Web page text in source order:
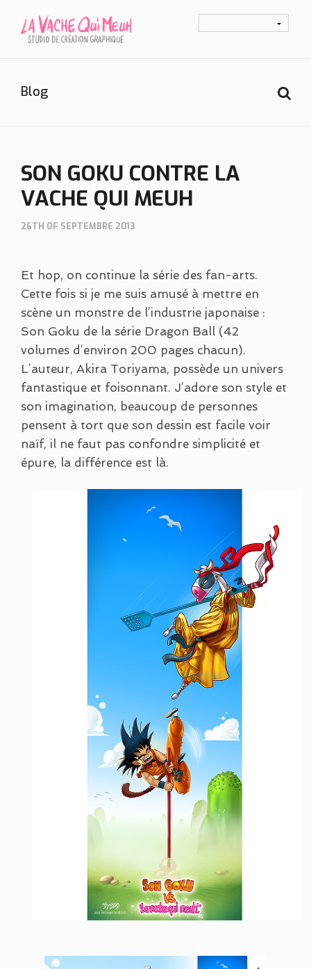
Blog
SON GOKU CONTRE LA
VACHE QUI MEUH
26TH OF SEPTEMBRE 2013
Et hop, on continue la série des fan-arts.
Cette fois si je me suis amusé à mettre en
scène un monstre de l’industrie japonaise :
Son Goku de la série Dragon Ball (42
volumes d’environ 200 pages chacun).
L’auteur, Akira Toriyama, possède un univers
fantastique et foisonnant. J’adore son style et
son imagination, beaucoup de personnes
pensent à tort que son dessin est facile voir
naïf, il ne faut pas confondre simplicité et
épure, la différence est là.